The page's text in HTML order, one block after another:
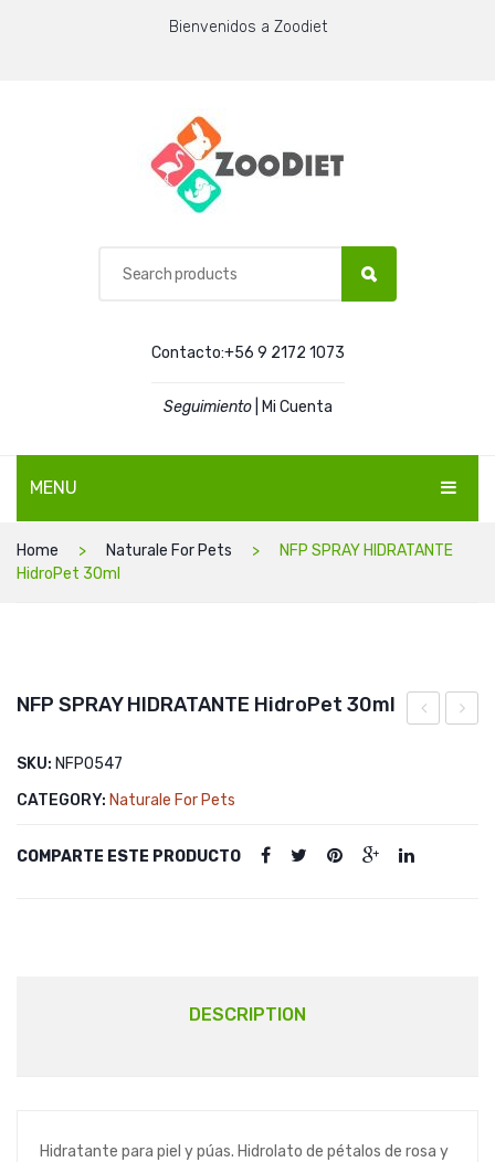
Bienvenidos a Zoodiet
Contacto:+56 9 2172 1073
Seguimiento| Mi Cuenta
MENU
Home Naturale For Pets
NFP SPRAY HIDRATANTE
HidroPet 30ml
NFP SPRAY HIDRATANTE HidroPet 30ml
SKU: NFP0547
CATEGORY: Naturale For Pets
COMPARTE ESTE PRODUCTO
DESCRIPTION
Hidratante para piel y púas. Hidrolato de pétalos de rosa y